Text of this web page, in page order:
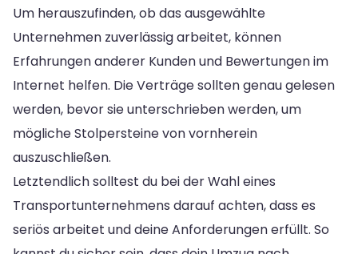
Um herauszufinden, ob das ausgewählte
Unternehmen zuverlässig arbeitet, können
Erfahrungen anderer Kunden und Bewertungen im
Internet helfen. Die Verträge sollten genau gelesen
werden, bevor sie unterschrieben werden, um
mögliche Stolpersteine von vornherein
auszuschließen.
Letztendlich solltest du bei der Wahl eines
Transportunternehmens darauf achten, dass es
seriös arbeitet und deine Anforderungen erfüllt. So